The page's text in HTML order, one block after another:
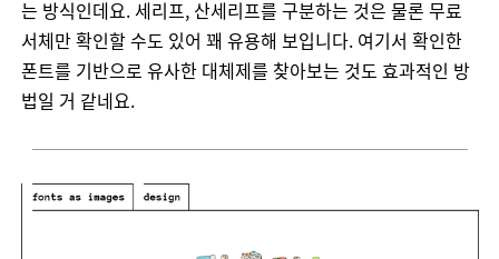
는 방식인데요.세리프, 산세리프를 구분하는 것은 물론 무료
서체만확인할수도 있어 꽤 유용해 보입니다. 여기서 확인한
폰트를 기반으로 유사한 대체제를 찾아보는 것도 효과적인 방
법일 거 같네요.